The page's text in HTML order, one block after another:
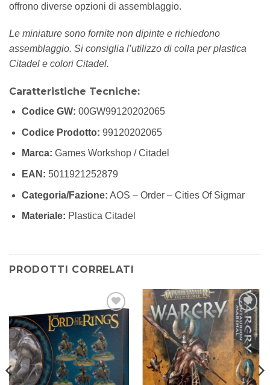
offrono diverse opzioni di assemblaggio.
Le miniature sono fornite non dipinte e richiedono
assemblaggio. Si consiglia l’utilizzo di colla per plastica
Citadel e colori Citadel.
Caratteristiche Tecniche:
Codice GW: 00GW99120202065
Codice Prodotto: 99120202065
Marca: Games Workshop / Citadel
EAN: 5011921252879
Categoria/Fazione: AOS – Order – Cities Of Sigmar
Materiale: Plastica Citadel
PRODOTTI CORRELATI
Aggiungi
alla lista
dei
desideri
Aggiungi
alla lista
dei
desideri